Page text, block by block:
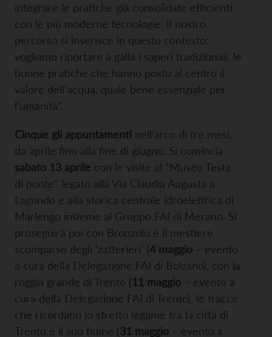
integrare le pratiche già consolidate efficienti
con le più moderne tecnologie. Il nostro
percorso si inserisce in questo contesto:
vogliamo riportare a galla i saperi tradizionali, le
buone pratiche che hanno posto al centro il
valore dell’acqua, quale bene essenziale per
l’umanità”.
Cinque gli appuntamenti nell’arco di tre mesi,
da aprile fino alla fine di giugno. Si comincia
sabato 13 aprile con le visite al “Museo Testa
di ponte” legato alla Via Claudia Augusta a
Lagundo e alla storica centrale idroelettrica di
Marlengo insieme al Gruppo FAI di Merano. Si
proseguirà poi con Bronzolo e il mestiere
scomparso degli ‘zatterieri’ (4 maggio – evento
a cura della Delegazione FAI di Bolzano), con la
roggia grande di Trento (11 maggio – evento a
cura della Delegazione FAI di Trento), le tracce
che ricordano lo stretto legame tra la città di
Trento e il suo fiume (31 maggio – evento a